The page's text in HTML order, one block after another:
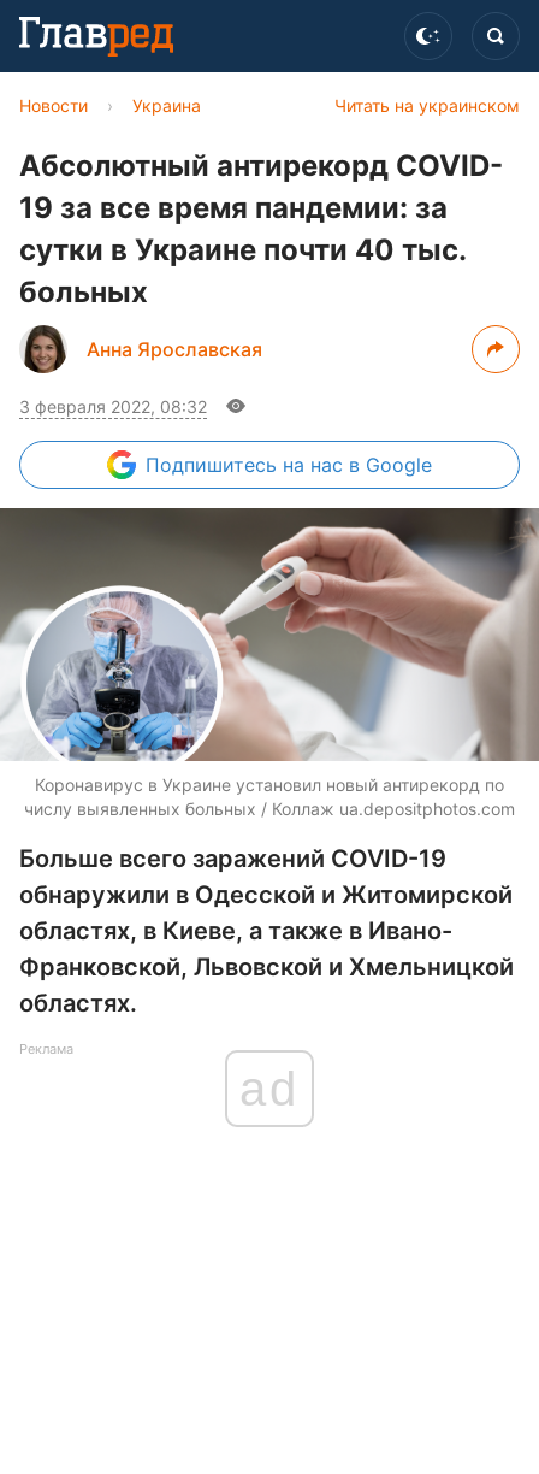
Читать на украинском
Новости › Украина
Абсолютный антирекорд COVID-
19 за все время пандемии: за
сутки в Украине почти 40 тыс.
больных
Анна Ярославская
3 февраля 2022, 08:32
Подпишитесь на нас в Google
Коронавирус в Украине установил новый антирекорд по
числу выявленных больных / Коллаж ua.depositphotos.com
Больше всего заражений COVID-19
обнаружили в Одесской и Житомирской
областях, в Киеве, а также в Ивано-
Франковской, Львовской и Хмельницкой
областях.
Реклама
ad